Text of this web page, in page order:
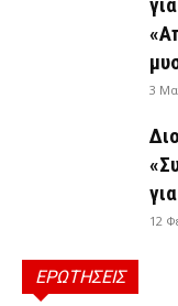
3
12
ΕΡΩΤΗΣΕΙΣ
ΕΡΩΤΉΣΕΙΣ